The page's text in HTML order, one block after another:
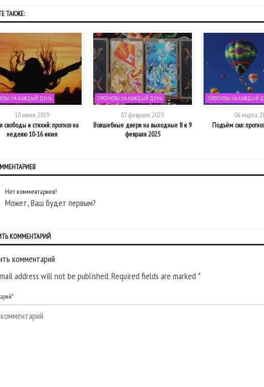
ТАКЖЕ:
НА КАЖДЫЙ ДЕНЬ
10 июня, 2019
свободы и стихий: прогноз на
неделю 10-16 июня
ПРОГНОЗЫ НА КАЖДЫЙ ДЕНЬ
07 февраля, 2025
Волшебные двери на выходные 8 и 9
февраля 2025
ПРОГНОЗЫ НА КАЖДЫЙ
06 марта,
Подъём сил:
Нет комментариев!
Может, Ваш будет первым?
КОММЕНТАРИЙ
комментарий
address will not be published. Required fields are marked*
*